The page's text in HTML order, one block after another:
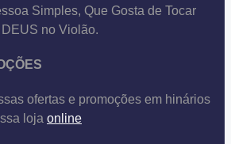
Simples, Que Gosta de Tocar
no Violão.
ofertas e promoções em hinários
loja online